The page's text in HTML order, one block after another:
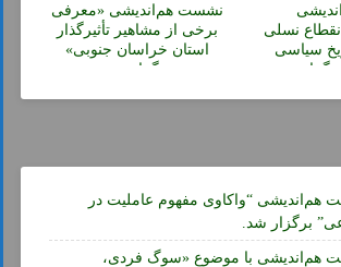
نسلی
سیاسی
شد.
نشست هم‌اندیشی «معرفی
برخی از مشاهیر تأثیرگذار
استان خراسان جنوبی»
برگزار شد.
هم‌اندیشی “واکاوی مفهوم عاملیت در
برگزار شد.
هم‌اندیشی با موضوع «سوگ فردی،